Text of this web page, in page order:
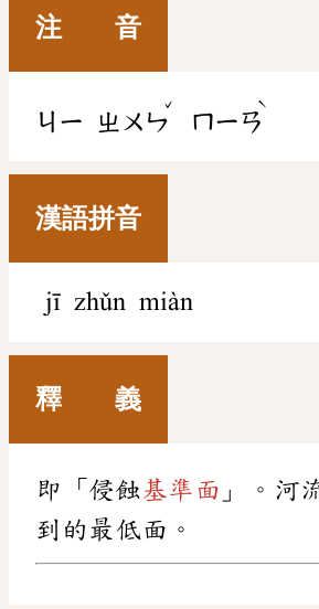
注 音
ㄐㄧ ㄓㄨㄣ
ˇ
ㄇㄧㄢ
ˋ
漢語拼音
jī zhǔn miàn
釋 義
即「侵蝕基準面 」。河
到的最低面。